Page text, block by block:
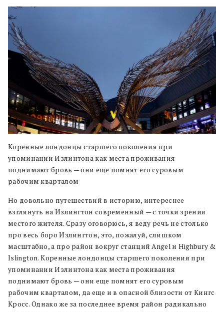
Коренные лондонцы старшего поколения при
упоминании Излинтона как места проживания
поднимают бровь — они еще помнят его суровым
рабочим кварталом
Но довольно путешествий в историю, интереснее
взглянуть на Излингтон современный — с точки зрения
местого жителя. Сразу оговорюсь, я веду речь не столько
про весь боро Излингтон, это, пожалуй, слишком
масштабно, а про район вокруг станций Angel и Highbury &
Islington. Коренные лондонцы старшего поколения при
упоминании Излинтона как места проживания
поднимают бровь — они еще помнят его суровым
рабочим кварталом, да еще и в опасной близости от Кингс
Кросс. Однако же за последнее время район радикально